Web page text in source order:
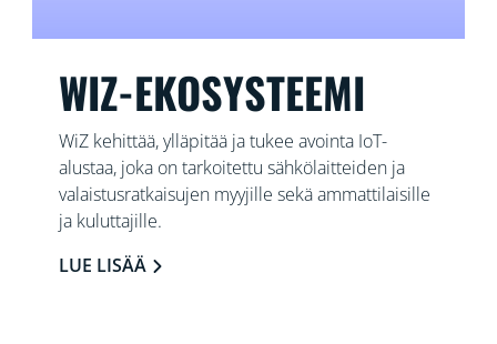
WIZ-EKOSYSTEEMI
WiZ kehittää, ylläpitää ja tukee avointa IoT-
alustaa, joka on tarkoitettu sähkölaitteiden ja
valaistusratkaisujen myyjille sekä ammattilaisille
ja kuluttajille.
LUE LISÄÄ